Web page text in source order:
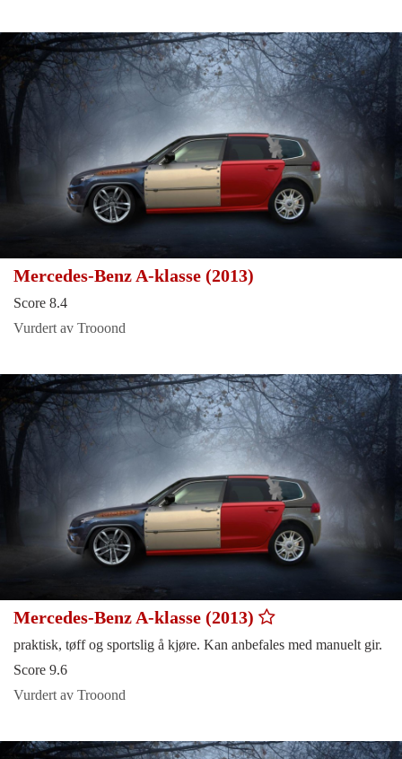
Mercedes-Benz A-klasse (2013)
Score 8.4
Vurdert av Trooond
Mercedes-Benz A-klasse (2013)
praktisk, tøff og sportslig å kjøre. Kan anbefales med manuelt gir.
Score 9.6
Vurdert av Trooond